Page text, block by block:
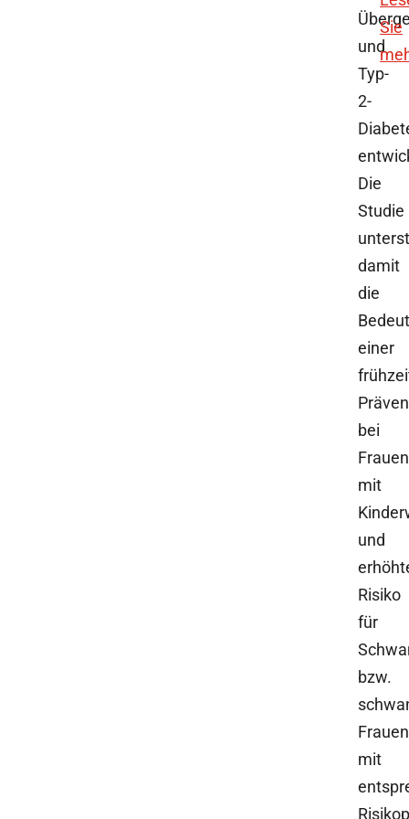
und
Typ-
2-
Die
Studie
damit
die
einer
bei
Frauen
mit
und
Risiko
für
bzw.
Frauen
mit
Sie